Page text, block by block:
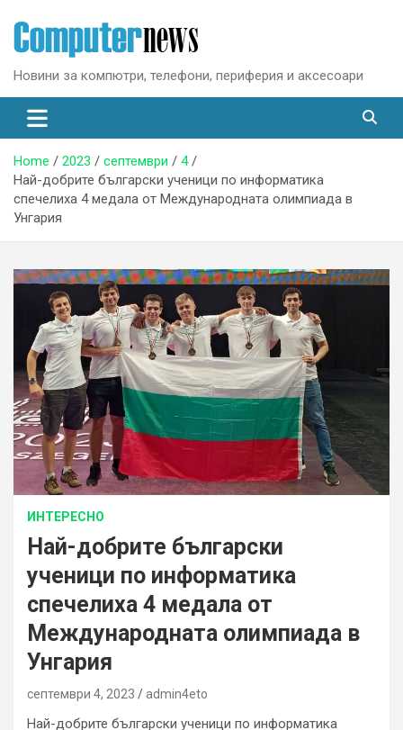
content
Новини за компютри, телефони, периферия и аксесоари
Home 2023 септември
4
Най-добрите български ученици по информатика
спечелиха 4 медала от Международната олимпиада в
Унгария
ИНТЕРЕСНО
Най-добрите български
ученици по информатика
спечелиха 4 медала от
Международната олимпиада в
Унгария
септември 4, 2023 admin4eto
Най-добрите български ученици по информатика